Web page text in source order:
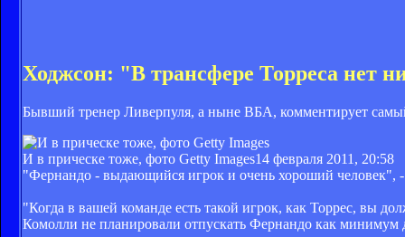
Ходжсон: "В трансфере Торреса нет
Бывший тренер Ливерпуля, а ныне ВБА, комментирует
И в прическе тоже, фото Getty Images14 февраля 2011, 20:58
"Фернандо - выдающийся игрок и очень хороший человек",
"Когда в вашей команде есть такой игрок, как Торрес, вы
Комолли не планировали отпускать Фернандо как минимум